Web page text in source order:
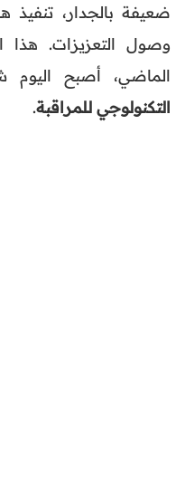
ضعيفة بالجدار، تنفيذ
وصول التعزيزات. هذا
الماضي، أصبح
التكنولوجي للمراقبة.